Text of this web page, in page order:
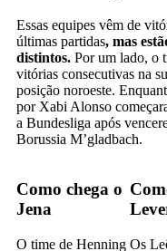
Essas equipes vêm de
últimas partidas, mas
distintos. Por um lado, o
vitórias consecutivas na
posição noroeste.
por Xabi Alonso
a Bundesliga após
Borussia M’gladbach.
Como chega o
Jena
O time de Henning Os